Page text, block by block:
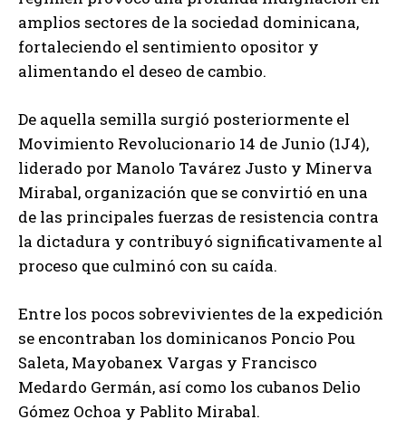
amplios sectores de la sociedad dominicana,
fortaleciendo el sentimiento opositor y
alimentando el deseo de cambio.
De aquella semilla surgió posteriormente el
Movimiento Revolucionario 14 de Junio (1J4),
liderado por Manolo Tavárez Justo y Minerva
Mirabal, organización que se convirtió en una
de las principales fuerzas de resistencia contra
la dictadura y contribuyó significativamente al
proceso que culminó con su caída.
Entre los pocos sobrevivientes de la expedición
se encontraban los dominicanos Poncio Pou
Saleta, Mayobanex Vargas y Francisco
Medardo Germán, así como los cubanos Delio
Gómez Ochoa y Pablito Mirabal.